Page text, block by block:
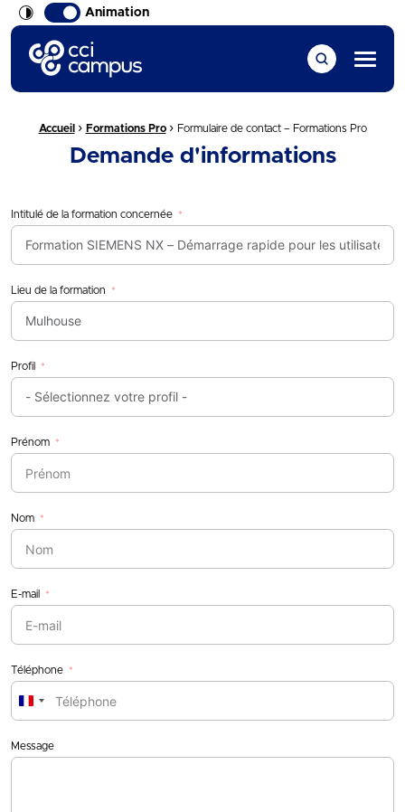
Animation
CCI Campus La formation qui vous ressemble
Menu
Fil d'Ariane :
Accueil › Formations Pro › Formulaire de contact – Formations Pro
Demande d'informations
Intitulé de la formation concernée
Lieu de la formation
Profil
Prénom
Nom
E-mail
Téléphone
France
Message